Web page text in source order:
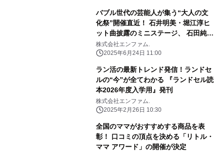
バブル世代の芸能人が集う“大人の文
化祭”開催直近！ 石井明美・堀江淳ヒ
ット曲披露のミニステージ、 石田純一
×千堂あきほのトレンディドラマ俳優
トークショーなど、 豪華コンテンツ満
株式会社エンファム.
2025年6月24日 11:00
ラン活の最新トレンド発信！ランドセ
ルの“今”が全てわかる 『ランドセル読
本2026年度入学用』発刊
株式会社エンファム.
2025年2月26日 10:30
全国のママがおすすめする商品を表
彰！ 口コミの頂点を決める「リトル・
ママ アワード」の開催が決定